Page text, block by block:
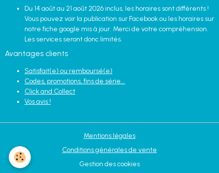
Du 14 août au 21 août 2026 inclus, les horaires sont différents !
Vous pouvez voir la publication sur Facebook ou les horaires sur
notre fiche google mis à jour. Merci de votre compréhension.
Les services seront donc limités.
Avantages clients
Satisfait(e) ou remboursé(e)
Codes, promotions, fins de série...
Click and Collect
Vos avis !
Mentions légales
Conditions générales de vente
Gestion des cookies